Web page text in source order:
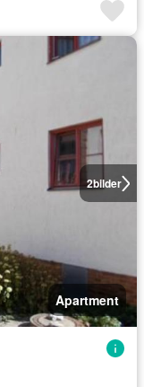
2bilder
Apartment